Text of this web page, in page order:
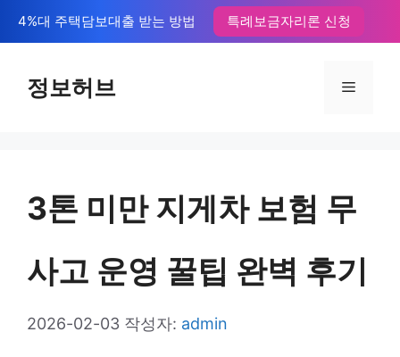
텐
4%대 주택담보대출 받는 방법 특례보금자리론 신청
정보허브 메
3톤 미만 지게차 보험 무
사고 운영 꿀팁 완벽 후기
2026-02-03 작성자: admin